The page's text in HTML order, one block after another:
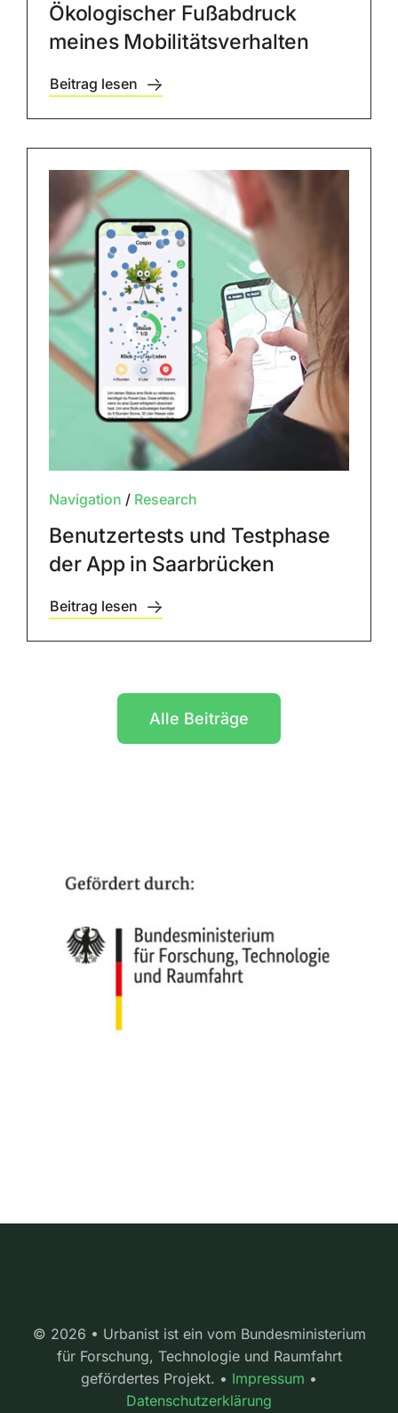
Ökologischer Fußabdruck
meines Mobilitätsverhalten
Beitrag lesen
Navigation / Research
Benutzertests und Testphase
der App in Saarbrücken
Beitrag lesen
Alle Beiträge
© 2026 • Urbanist ist ein vom Bundesministerium
für Forschung, Technologie und Raumfahrt
gefördertes Projekt. • Impressum •
Datenschutzerklärung